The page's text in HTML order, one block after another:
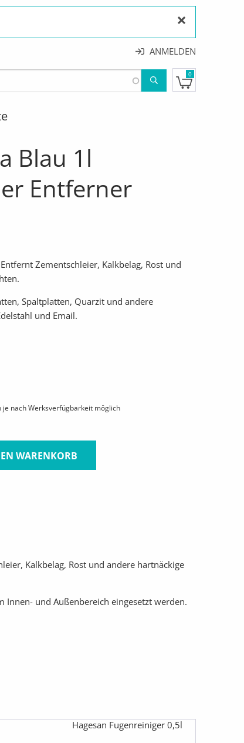
×
ANMELDEN
0
Blau 1l
Entferner
Zementschleier, Kalkbelag, Rost und
Spaltplatten, Quarzit und andere
und Email.
je nach Werksverfügbarkeit möglich
WARENKORB
Kalkbelag, Rost und andere hartnäckige
Innen- und Außenbereich eingesetzt werden.
Hagesan Fugenreiniger 0,5l